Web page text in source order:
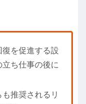
復を促進する設
ち仕事の後に
も推奨されるリ